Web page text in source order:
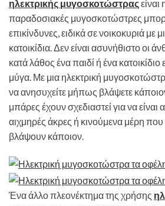
ηλεκτρικής μυγοσκοτώστραςείναι
παραδοσιακές μυγοσκοτώστρες
επικίνδυνες, ειδικά σε νοικοκυριά με
κατοικίδια. Δεν είναι ασυνήθιστο οι
κατά λάθος ένα παιδί ή ένα
μύγα. Με μια ηλεκτρική
να ανησυχείτε μήπως βλάψετε
μπάρες έχουν σχεδιαστεί για να είναι
αιχμηρές άκρες ή κινούμενα μέρη
βλάψουν κάποιον.
Ένα άλλο πλεονέκτημα της χρήσης